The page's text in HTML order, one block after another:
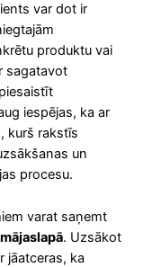
var dot ir
produktu vai
sagatavot
iespējas, ka ar
kurš rakstīs
un
procesu.
varat saņemt
. Uzsākot
jāatceras, ka